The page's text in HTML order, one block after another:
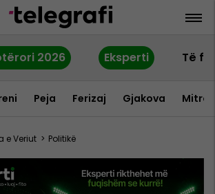
2026 Eksperti Të
Peja Ferizaj Gjakova
e Veriut > Politikë